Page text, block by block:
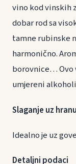
vino kod vinskih
dobar rod sa
tamne rubinske
harmonično.
borovnice… Ovo
umjereni
Slaganje uz
Idealno je uz
Detaljni podaci